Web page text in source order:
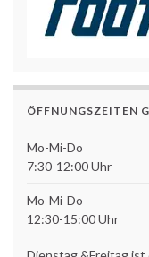
ÖFFNUNGSZEITEN
Mo-Mi-Do
7:30-12:00 Uhr
Mo-Mi-Do
12:30-15:00 Uhr